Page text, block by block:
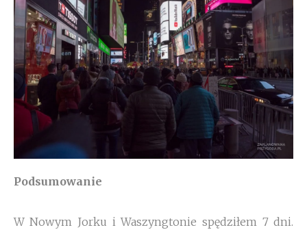
Podsumowanie
W Nowym Jorku i Waszyngtonie spędziłem 7 dni.